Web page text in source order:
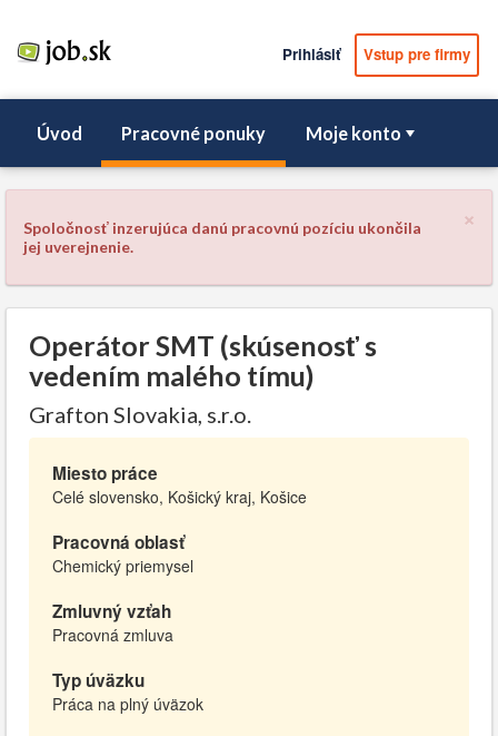
Prihlásiť Vstup pre firmy
Úvod Pracovné ponuky Moje konto
×
Spoločnosť inzerujúca danú pracovnú pozíciu ukončila
jej uverejnenie.
Operátor SMT (skúsenosť s
vedením malého tímu)
Grafton Slovakia, s.r.o.
Miesto práce
Celé slovensko, Košický kraj, Košice
Pracovná oblasť
Chemický priemysel
Zmluvný vzťah
Pracovná zmluva
Typ úväzku
Práca na plný úväzok